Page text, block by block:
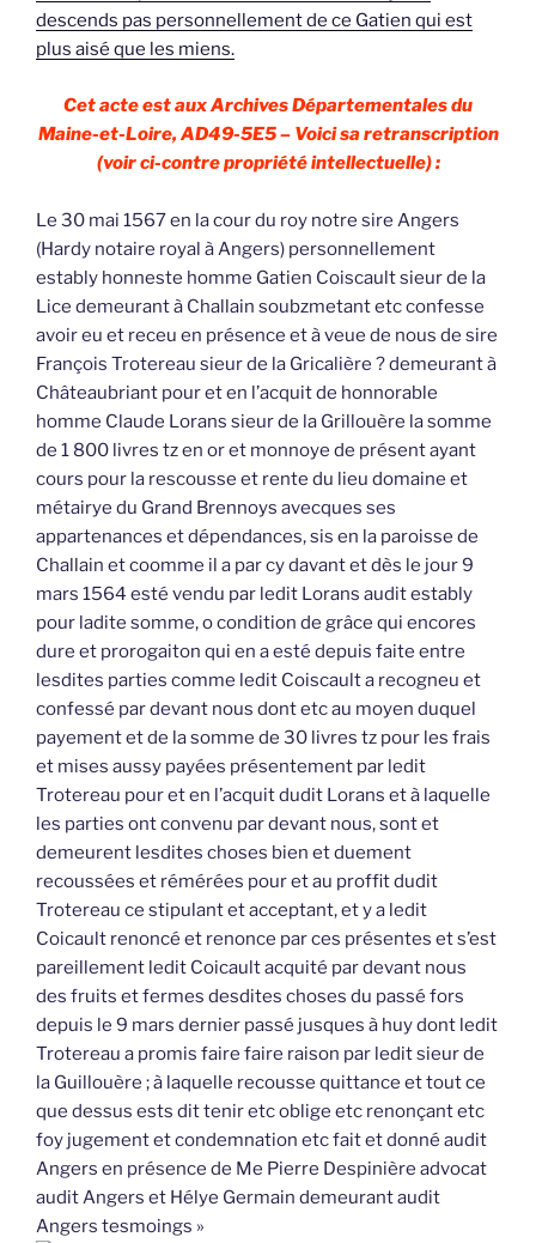
descends pas personnellement de ce Gatien qui est
plus aisé que les miens.
Cet acte est aux Archives Départementales du
Maine-et-Loire, AD49-5E5 – Voici sa retranscription
(voir ci-contre propriété intellectuelle) :
Le 30 mai 1567 en la cour du roy notre sire Angers
(Hardy notaire royal à Angers) personnellement
estably honneste homme Gatien Coiscault sieur de la
Lice demeurant à Challain soubzmetant etc confesse
avoir eu et receu en présence et à veue de nous de sire
François Trotereau sieur de la Gricalière ? demeurant à
Châteaubriant pour et en l’acquit de honnorable
homme Claude Lorans sieur de la Grillouère la somme
de 1 800 livres tz en or et monnoye de présent ayant
cours pour la rescousse et rente du lieu domaine et
métairye du Grand Brennoys avecques ses
appartenances et dépendances, sis en la paroisse de
Challain et coomme il a par cy davant et dès le jour 9
mars 1564 esté vendu par ledit Lorans audit estably
pour ladite somme, o condition de grâce qui encores
dure et prorogaiton qui en a esté depuis faite entre
lesdites parties comme ledit Coiscault a recogneu et
confessé par devant nous dont etc au moyen duquel
payement et de la somme de 30 livres tz pour les frais
et mises aussy payées présentement par ledit
Trotereau pour et en l’acquit dudit Lorans et à laquelle
les parties ont convenu par devant nous, sont et
demeurent lesdites choses bien et duement
recoussées et rémérées pour et au proffit dudit
Trotereau ce stipulant et acceptant, et y a ledit
Coicault renoncé et renonce par ces présentes et s’est
pareillement ledit Coicault acquité par devant nous
des fruits et fermes desdites choses du passé fors
depuis le 9 mars dernier passé jusques à huy dont ledit
Trotereau a promis faire faire raison par ledit sieur de
la Guillouère ; à laquelle recousse quittance et tout ce
que dessus ests dit tenir etc oblige etc renonçant etc
foy jugement et condemnation etc fait et donné audit
Angers en présence de Me Pierre Despinière advocat
audit Angers et Hélye Germain demeurant audit
Angers tesmoings »